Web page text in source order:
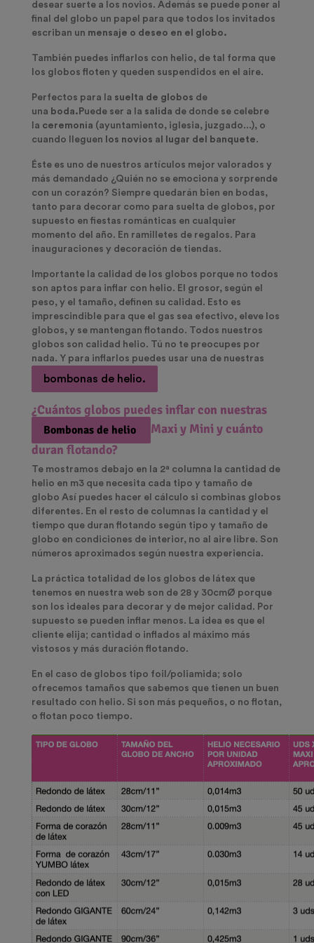
desear suerte a los novios. Además se puede poner al
final del globo un papel para que todos los invitados
escriban un mensaje o deseo en el globo.
También puedes inflarlos con helio, de tal forma que
los globos floten y queden suspendidos en el aire.
Perfectos para la suelta de globos de
una boda.Puede ser a la salida de donde se celebre
la ceremonia (ayuntamiento, iglesia, juzgado...), o
cuando lleguen los novios al lugar del banquete.
Éste es uno de nuestros artículos mejor valorados y
más demandado ¿Quién no se emociona y sorprende
con un corazón? Siempre quedarán bien en bodas,
tanto para decorar como para suelta de globos, por
supuesto en fiestas románticas en cualquier
momento del año. En ramilletes de regalos. Para
inauguraciones y decoración de tiendas.
Importante la calidad de los globos porque no todos
son aptos para inflar con helio. El grosor, según el
peso, y el tamaño, definen su calidad. Esto es
imprescindible para que el gas sea efectivo, eleve los
globos, y se mantengan flotando. Todos nuestros
globos son calidad helio. Tú no te preocupes por
nada. Y para inflarlos puedes usar una de nuestras
bombonas de helio.
¿Cuántos globos puedes inflar con nuestras
Bombonas de helio
Maxi y Mini y cuánto
duran flotando?
Te mostramos debajo en la 2ª columna la cantidad de
helio en m3 que necesita cada tipo y tamaño de
globo Así puedes hacer el cálculo si combinas globos
diferentes. En el resto de columnas la cantidad y el
tiempo que duran flotando según tipo y tamaño de
globo en condiciones de interior, no al aire libre. Son
números aproximados según nuestra experiencia.
La práctica totalidad de los globos de látex que
tenemos en nuestra web son de 28 y 30cmØ porque
son los ideales para decorar y de mejor calidad . Por
supuesto se pueden inflar menos. La idea es que el
cliente elija; cantidad o inflados al máximo más
vistosos y más duración flotando.
En el caso de globos tipo foil/poliamida; solo
ofrecemos tamaños que sabemos que tienen un buen
resultado con helio. Si son más pequeños, o no flotan,
o flotan poco tiempo.